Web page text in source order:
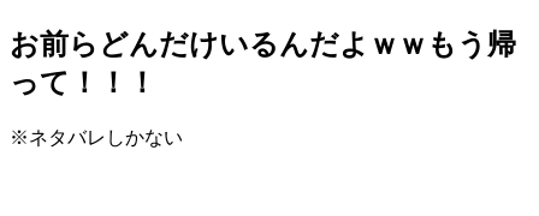
お前らどんだけいるんだよｗｗもう帰
って！！！
※ネタバレしかない